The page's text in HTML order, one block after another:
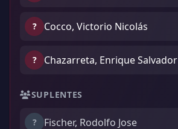
? Cocco, Victorio Nicolás
? Chazarreta, Enrique Salvador
SUPLENTES
? Fischer, Rodolfo Jose